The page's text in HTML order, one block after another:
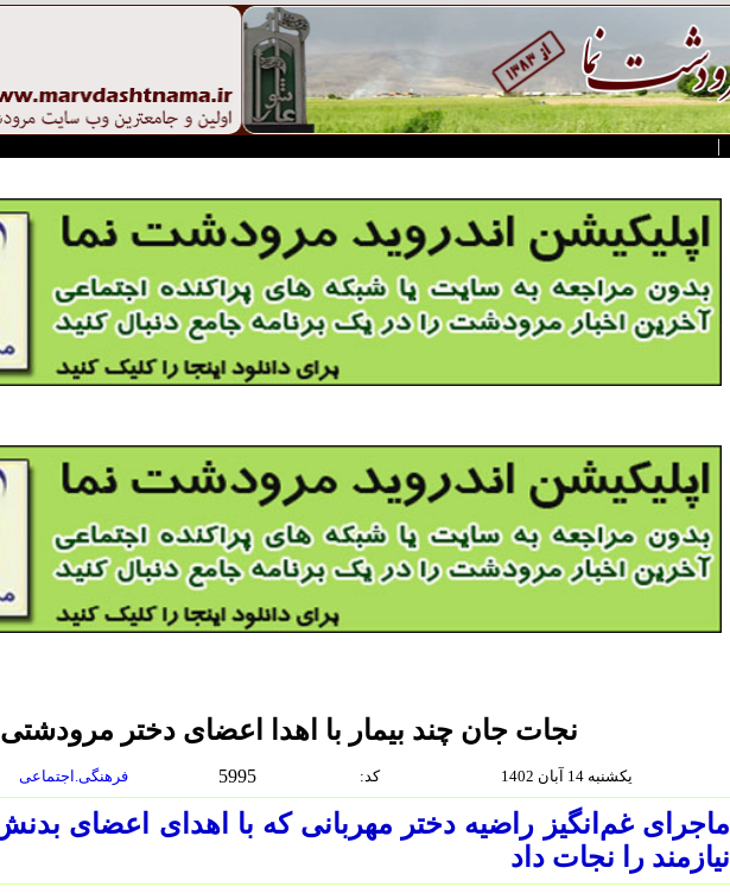
|
نجات جان چند بیمار با اهدا اعضای دختر مرودشتی
فرهنگی.اجتماعی 5995 :كد یکشنبه 14 آبان 1402
نیازمند را نجات داد